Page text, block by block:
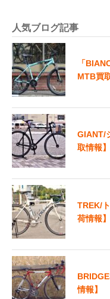
人気ブログ記事
「
MTB買
GIANT/
取情報】
TREK/
荷情報】
情報】